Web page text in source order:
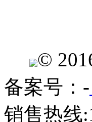
©
备案号：-
销售热线